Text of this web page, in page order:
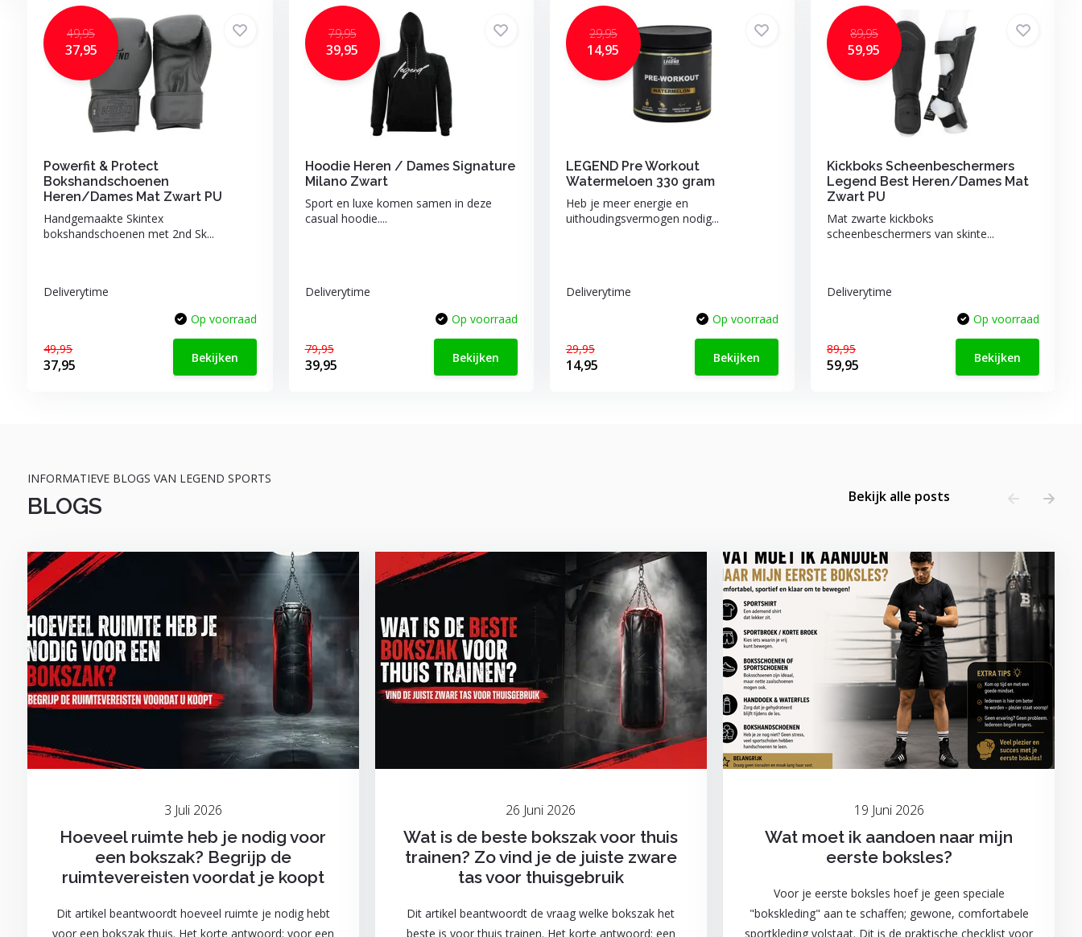
49,95
37,95
Powerfit & Protect
Bokshandschoenen
Heren/Dames Mat Zwart PU
Handgemaakte Skintex
bokshandschoenen met 2nd Sk...
Deliverytime
Op voorraad
49,95
37,95 Bekijken
79,95
39,95
Hoodie Heren / Dames Signature
Milano Zwart
Sport en luxe komen samen in deze
casual hoodie....
Deliverytime
Op voorraad
79,95
39,95 Bekijken
29,95
14,95
LEGEND Pre Workout
Watermeloen 330 gram
Heb je meer energie en
uithoudingsvermogen nodig...
Deliverytime
Op voorraad
29,95
14,95 Bekijken
89,95
59,95
Kickboks Scheenbeschermers
Legend Best Heren/Dames Mat
Zwart PU
Mat zwarte kickboks
scheenbeschermers van skinte...
Deliverytime
Op voorraad
89,95
59,95 Bekijken
INFORMATIEVE BLOGS VAN LEGEND SPORTS
BLOGS Bekijk alle posts
3 Juli 2026
Hoeveel ruimte heb je nodig voor
een bokszak? Begrijp de
ruimtevereisten voordat je koopt
Dit artikel beantwoordt hoeveel ruimte je nodig hebt
voor een bokszak thuis. Het korte antwoord: voor een
26 Juni 2026
Wat is de beste bokszak voor thuis
trainen? Zo vind je de juiste zware
tas voor thuisgebruik
Dit artikel beantwoordt de vraag welke bokszak het
beste is voor thuis trainen. Het korte antwoord: een
19 Juni 2026
Wat moet ik aandoen naar mijn
eerste boksles?
Voor je eerste boksles hoef je geen speciale
"bokskleding" aan te schaffen; gewone, comfortabele
sportkleding volstaat. Dit is de praktische checklist voor